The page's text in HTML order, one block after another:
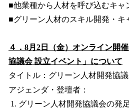
■他業種から人材を呼び込むキャ
■グリーン人材のスキル開発・キ
４．8月2日（金）オンライン開
協議会 設立イベント」について
タイトル：グリーン人材開発協
アジェンダ・登壇者：
グリーン人材開発協議会の発